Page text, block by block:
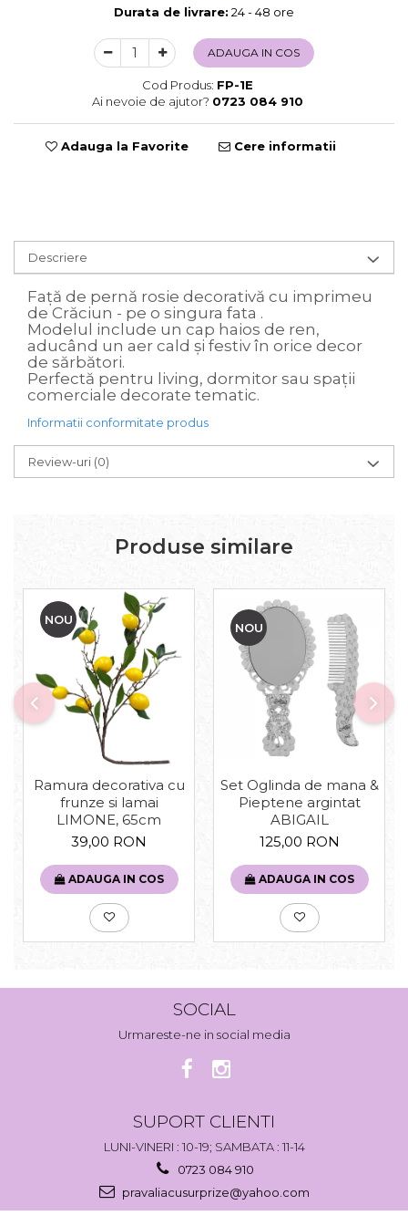
Sweet Wonderland
Crengute Decorative
Decoratiuni Muzicale
Decoratiuni Luminoase
Coronite & Ghirlande
Felicitari, Cutii si Pungi de Cadou
Durata de livrare: 24 - 48 ore
ADAUGA IN COS
Cod Produs: FP-1E
Ai nevoie de ajutor? 0723 084 910
Adauga la Favorite Cere informatii
Descriere
Față de pernă rosie decorativă cu imprimeu
de Crăciun - pe o singura fata .
Modelul include un cap haios de ren,
aducând un aer cald și festiv în orice decor
de sărbători.
Perfectă pentru living, dormitor sau spații
comerciale decorate tematic.
Informatii conformitate produs
Review-uri (0)
Produse similare
NOU
Ramura decorativa cu
frunze si lamai
LIMONE, 65cm
39,00 RON
ADAUGA IN COS
NOU
Set Oglinda de mana &
Pieptene argintat
ABIGAIL
125,00 RON
ADAUGA IN COS
SOCIAL
Urmareste-ne in social media
SUPORT CLIENTI
LUNI-VINERI : 10-19; SAMBATA : 11-14
0723 084 910
pravaliacusurprize@yahoo.com